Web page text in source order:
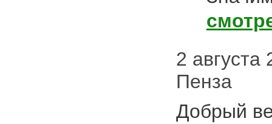
2 августа
Пенза
Добрый